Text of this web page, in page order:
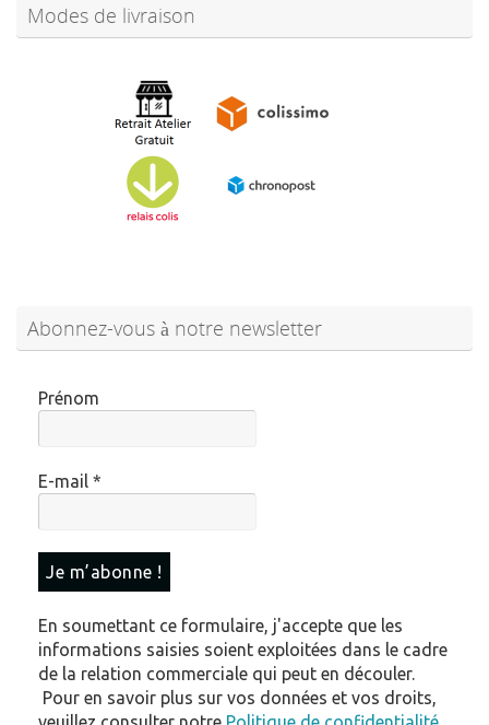
Modes de livraison
Abonnez-vous à notre newsletter
Prénom
E-mail *
En soumettant ce formulaire, j'accepte que les
informations saisies soient exploitées dans le cadre
de la relation commerciale qui peut en découler.
Pour en savoir plus sur vos données et vos droits,